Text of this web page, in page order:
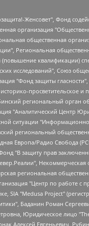
региональный общественный благотворительный фонд "Гражданский союз", "Север.Реалии", Некоммерческая организация Фонд "Правовая инициатива", Общество с ограниченной ответственностью "Радио Свободная Европа/Радио Свобода", Чешское информационное агентство "MEDIUM-ORIENT", Красноярская региональная общественная организация "Мы против СПИДа", Камалягин Денис Николаевич, Маркелов Сергей Евгеньевич, Пономарев Лев Александрович, Савицкая Людмила Алексеевна, Автономная некоммерческая организация "Центр по работе с проблемой насилия "НАСИЛИЮ.НЕТ", Межрегиональный профессиональный союз работников здравоохранения "Альянс врачей", Юридическое лицо, зарегистрированное в Латвийской Республике, SIA "Medusa Project" (регистрационный номер 40103797863, дата регистрации 10.06.2014), Некоммерческая организация "Фонд по борьбе с коррупцией", Автономная некоммерческая организация "Институт права и публичной политики", Баданин Роман Сергеевич, Гликин Максим Александрович, Железнова Мария Михайловна, Лукьянова Юлия Сергеевна, Маетная Елизавета Витальевна, Маняхин Петр Борисович, Чуракова Ольга Владимировна, Ярош Юлия Петровна, Юридическое лицо "The Insider SIA", зарегистрированное в